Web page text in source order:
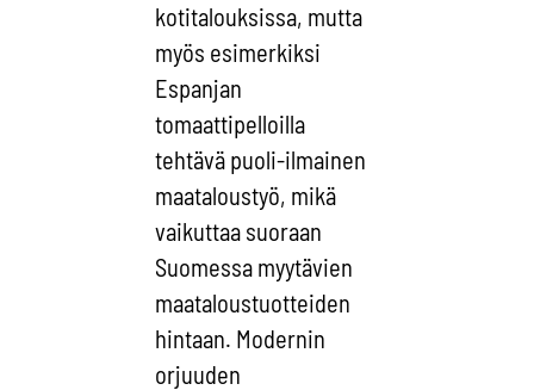
kotitalouksissa, mutta
myös esimerkiksi
Espanjan
tomaattipelloilla
tehtävä puoli-ilmainen
maataloustyö, mikä
vaikuttaa suoraan
Suomessa myytävien
maataloustuotteiden
hintaan. Modernin
orjuuden